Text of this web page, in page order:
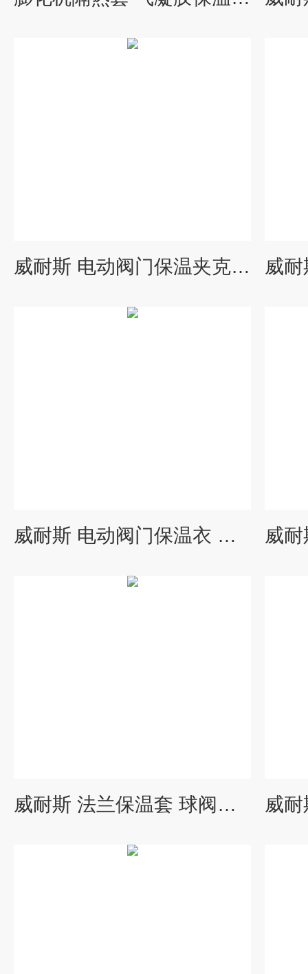
威耐斯 电动阀门保温夹克 直管保温套 经久耐用 使用期限长
威耐斯 电动阀门保温衣 高温管道保温罩 防冻 保冷 安全防烫
威耐斯 法兰保温套 球阀保温罩 可拆卸 可脱卸 耐高温